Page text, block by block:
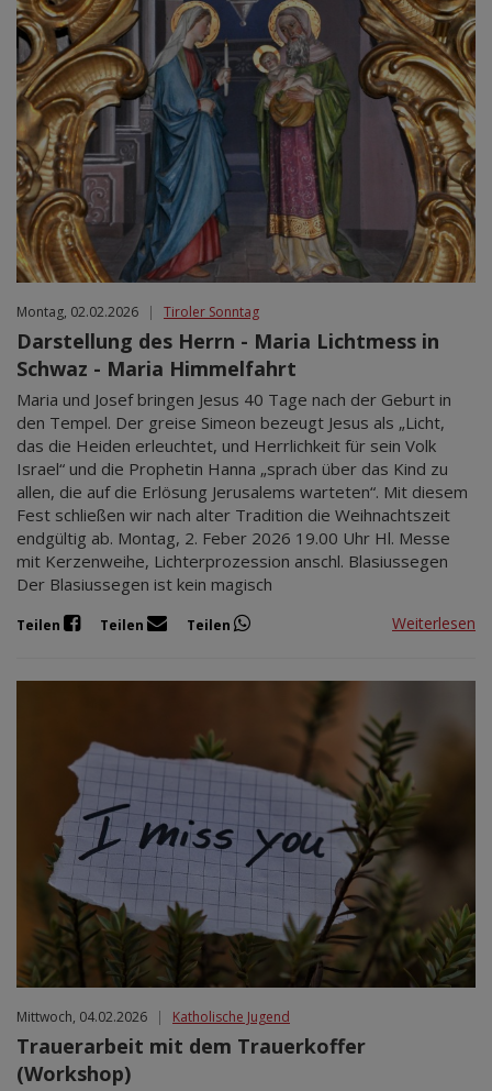
Sep 2026
Okt 2026
Nov 2026
Dez 2026
Jan 2027
Feb 2027
Mär 2027
Apr 2027
Mai 2027
Jun 2027
Montag, 02.02.2026 | Tiroler Sonntag
Darstellung des Herrn - Maria Lichtmess in
Schwaz - Maria Himmelfahrt
Maria und Josef bringen Jesus 40 Tage nach der Geburt in
den Tempel. Der greise Simeon bezeugt Jesus als „Licht,
das die Heiden erleuchtet, und Herrlichkeit für sein Volk
Israel“ und die Prophetin Hanna „sprach über das Kind zu
allen, die auf die Erlösung Jerusalems warteten“. Mit diesem
Fest schließen wir nach alter Tradition die Weihnachtszeit
endgültig ab. Montag, 2. Feber 2026 19.00 Uhr Hl. Messe
mit Kerzenweihe, Lichterprozession anschl. Blasiussegen
Der Blasiussegen ist kein magisch
Teilen Teilen Teilen Weiterlesen
Mittwoch, 04.02.2026 | Katholische Jugend
Trauerarbeit mit dem Trauerkoffer
(Workshop)